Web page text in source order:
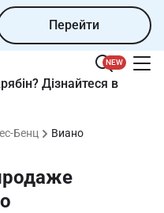
Перейти
NEW
Дізнайтеся в
Бенц Виано